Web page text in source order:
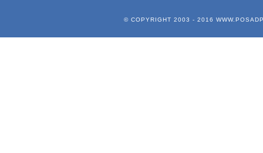
© COPYRIGHT 2003 - 2016